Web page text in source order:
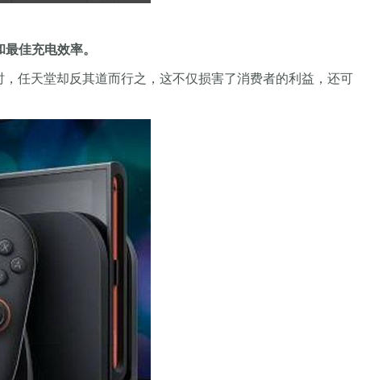
佳充电效率。
任天堂却反其道而行之，这不仅损害了消费者的利益，还可